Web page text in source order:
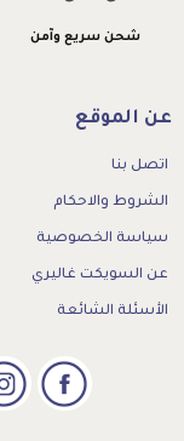
شحن سريع وآمن
عن الموقع
اتصل بنا
الشروط والاحكام
سياسة الخصوصية
عن السويكت غاليري
الأسئلة الشائعة